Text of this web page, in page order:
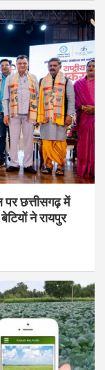
पर छत्तीसगढ़ में
ने रायपुर